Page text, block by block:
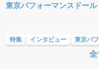
東京パフォーマンスドー
特集 インタビュー 東京パ
全